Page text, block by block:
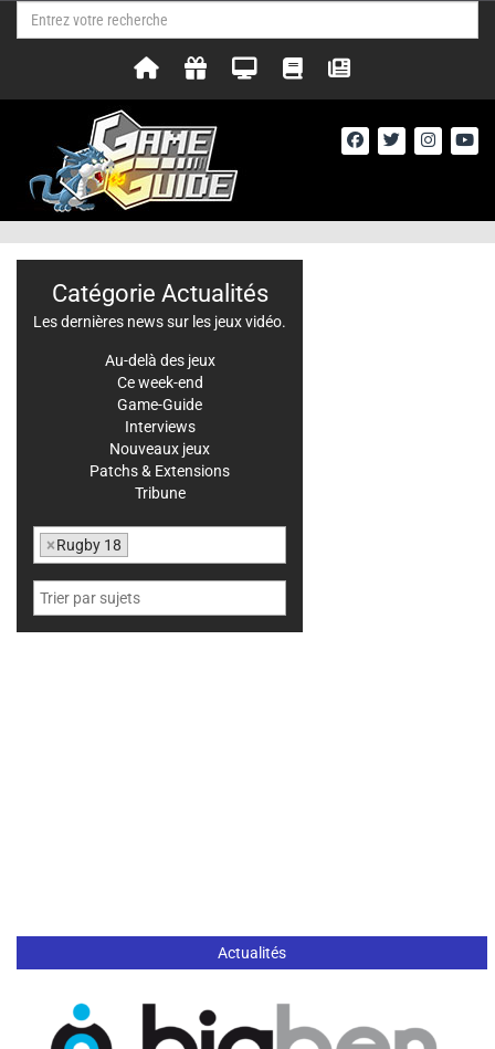
Actualités
Catégorie Actualités
Les dernières news sur les jeux vidéo.
Au-delà des jeux
Ce week-end
Game-Guide
Interviews
Nouveaux jeux
Patchs & Extensions
Tribune
×Rugby 18